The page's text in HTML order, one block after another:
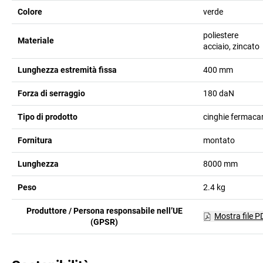
Colore verde
Materiale
poliestere
acciaio, zincato
Lunghezza estremità fissa 400 mm
Forza di serraggio 180 daN
Tipo di prodotto cinghie
Fornitura montato
Lunghezza 8000 mm
Peso 2.4 kg
Produttore / Persona responsabile nell’UE
(GPSR)
Mostra file